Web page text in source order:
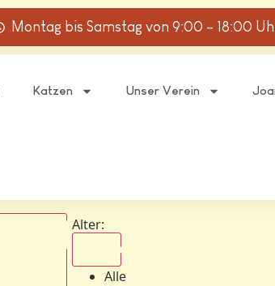
Montag bis Samstag von 9:00 – 18:00
Katzen Unser Verein
Alter:
Alle